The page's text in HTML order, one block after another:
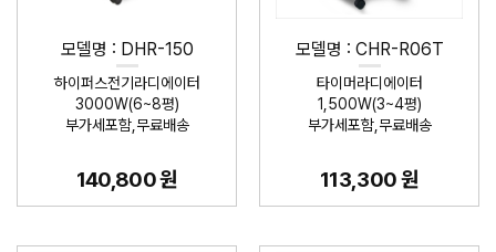
모델명 : DHR-150
하이퍼스전기라디에이터
3000W(6~8평)
부가세포함,무료배송
140,800 원
모델명 : CHR-R06T
타이머라디에이터
1,500W(3~4평)
부가세포함,무료배송
113,300 원